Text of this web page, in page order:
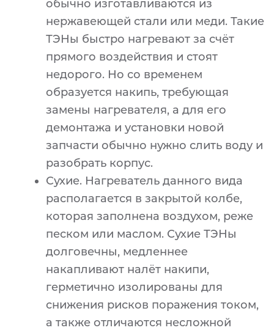
обычно изготавливаются из
нержавеющей стали или меди. Такие
ТЭНы быстро нагревают за счёт
прямого воздействия и стоят
недорого. Но со временем
образуется накипь, требующая
замены нагревателя, а для его
демонтажа и установки новой
запчасти обычно нужно слить воду и
разобрать корпус.
Сухие. Нагреватель данного вида
располагается в закрытой колбе,
которая заполнена воздухом, реже
песком или маслом. Сухие ТЭНы
долговечны, медленнее
накапливают налёт накипи,
герметично изолированы для
снижения рисков поражения током,
а также отличаются несложной